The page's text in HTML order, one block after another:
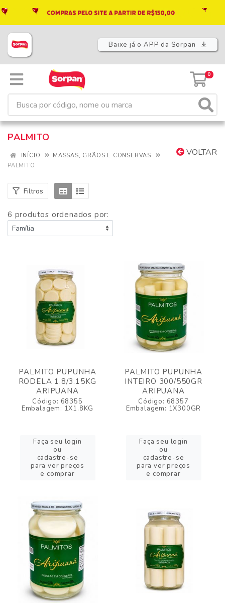
Baixe já o APP da Sorpan
0
PALMITO
VOLTAR
INÍCIO
MASSAS, GRÃOS E CONSERVAS
PALMITO
Filtros
6 produtos ordenados por:
PALMITO PUPUNHA
RODELA 1.8/3.15KG
ARIPUANA
Código: 68355
Embalagem: 1X1.8KG
Faça seu login
ou
cadastre-se
para ver preços
e comprar
PALMITO PUPUNHA
INTEIRO 300/550GR
ARIPUANA
Código: 68357
Embalagem: 1X300GR
Faça seu login
ou
cadastre-se
para ver preços
e comprar